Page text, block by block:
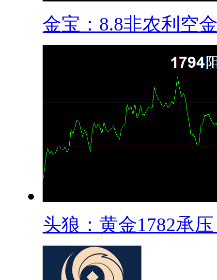
金宝：8.8非农利空
头狼：黄金1782承